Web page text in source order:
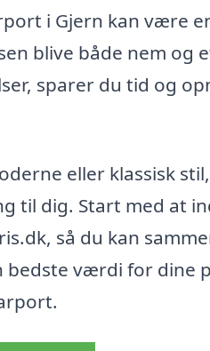
i Gjern kan være
blive både nem og
sparer du tid og
eller klassisk
til dig. Start med at
så du kan
bedste værdi for dine